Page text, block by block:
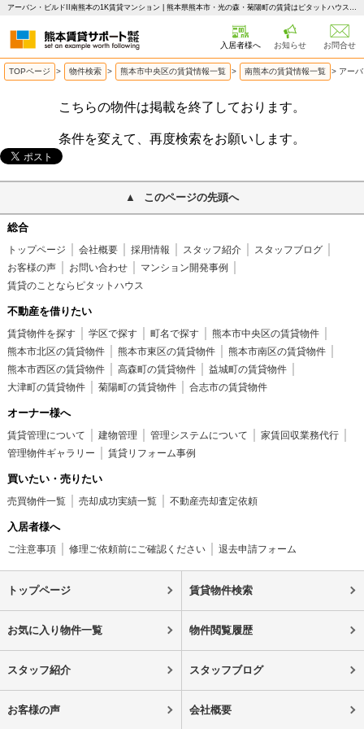
アーバン・ビルドII南熊本の1K賃貸マンション | 熊本県熊本市・光の森・菊陽町の賃貸はピタットハウス 熊本賃貸サポート
入居者様へ お知らせ お問合せ
TOPページ > 物件検索 > 熊本市中央区の賃貸情報一覧 > 南熊本の賃貸情報一覧 > アー
こちらの物件は掲載を終了しております。
条件を変えて、再度検索をお願いします。
このページの先頭へ
総合
トップページ 会社概要 採用情報 スタッフ紹介
スタッフブログ
お客様の声
お問い合わせ
マンション開発事例
賃貸のことならピタットハウス
不動産を借りたい
賃貸物件を探す 学区で探す 町名で探す
熊本市中央区の賃貸物件
熊本市北区の賃貸物件
熊本市東区の賃貸物件
熊本市南区の賃貸物件
熊本市西区の賃貸物件
高森町の賃貸物件
益城町の賃貸物件
大津町の賃貸物件
菊陽町の賃貸物件 合志市の賃貸物件
オーナー様へ
賃貸管理について 建物管理 管理システムについて
家賃回収業務代行
管理物件ギャラリー
賃貸リフォーム事例
買いたい・売りたい
売買物件一覧 売却成功実績一覧 不動産売却査定依頼
入居者様へ
ご注意事項 修理ご依頼前にご確認ください 退去申請フォーム
トップページ 賃貸物件検索
お気に入り物件一覧 物件閲覧履歴
スタッフ紹介 スタッフブログ
お客様の声 会社概要